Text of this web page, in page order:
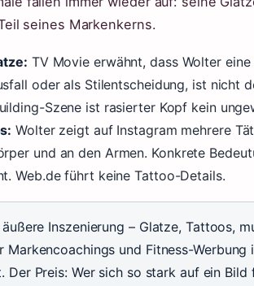
seines Markenkerns.
TV Movie erwähnt, dass Wolter
oder als Stilentscheidung, ist nicht
Szene ist rasierter Kopf kein
Wolter zeigt auf Instagram mehrere
und an den Armen. Konkrete
Web.de führt keine Tattoo-Details.
Inszenierung – Glatze, Tattoos,
Markencoachings und Fitness-
Der Preis: Wer sich so stark auf ein